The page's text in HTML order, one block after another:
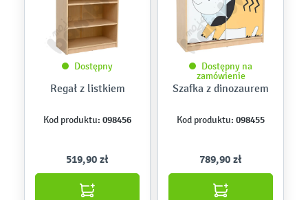
Dostępny
Regał z listkiem
Kod produktu: 098456
519,90 zł
Dostępny na
zamówienie
Szafka z dinozaurem
Kod produktu: 098455
789,90 zł